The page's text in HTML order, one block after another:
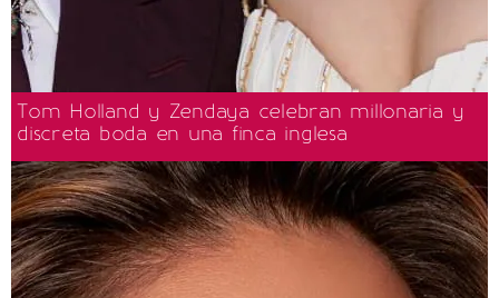
Tom Holland y Zendaya celebran millonaria y
discreta boda en una finca inglesa